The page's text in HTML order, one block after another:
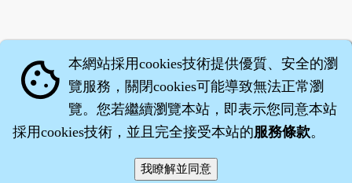
‧沈藥子©2008～2026
cookie 本網站採用cookies技術提供優質、安全的瀏
覽服務，關閉cookies可能導致無法正常瀏
覽。您若繼續瀏覽本站，即表示您同意本站
採用cookies技術，並且完全接受本站的服務條款。